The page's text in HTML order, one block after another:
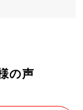
の声